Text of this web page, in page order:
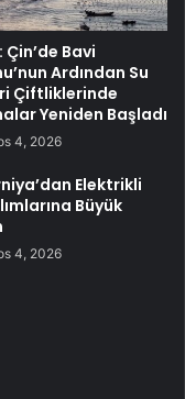
Bavi
Ardından Su
Çiftliklerinde
Yeniden Başladı
4, 2026
Elektrikli
Büyük
4, 2026